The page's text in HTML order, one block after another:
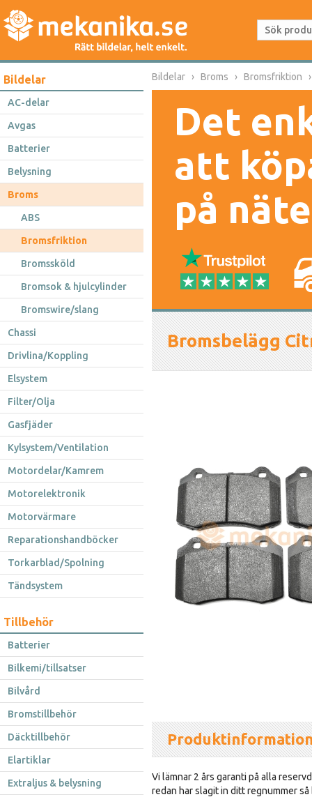
Bildelar
AC-delar
Avgas
Batterier
Belysning
Broms
ABS
Bromsfriktion
Bromssköld
Bromsok & hjulcylinder
Bromswire/slang
Chassi
Drivlina/Koppling
Elsystem
Filter/Olja
Gasfjäder
Kylsystem/Ventilation
Motordelar/Kamrem
Motorelektronik
Motorvärmare
Reparationshandböcker
Torkarblad/Spolning
Tändsystem
Tillbehör
Batterier
Bilkemi/tillsatser
Bilvård
Bromstillbehör
Däcktillbehör
Elartiklar
Extraljus & belysning
Bildelar Broms Bromsfriktion
Det
att
på
Bromsbelägg
Vi lämnar 2 års garanti på alla
redan har slagit in ditt regnummer